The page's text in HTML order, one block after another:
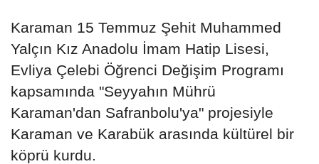
Karaman 15 Temmuz Şehit Muhammed
Yalçın Kız Anadolu İmam Hatip Lisesi,
Evliya Çelebi Öğrenci Değişim Programı
kapsamında "Seyyahın Mührü
Karaman'dan Safranbolu'ya" projesiyle
Karaman ve Karabük arasında kültürel bir
köprü kurdu.